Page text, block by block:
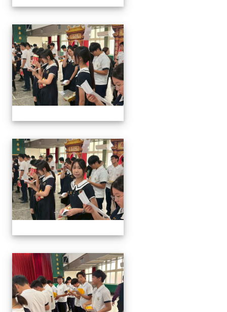
2026/01/07會考誓師活
2026/01/07會考誓師活
2026/01/07會考誓師活